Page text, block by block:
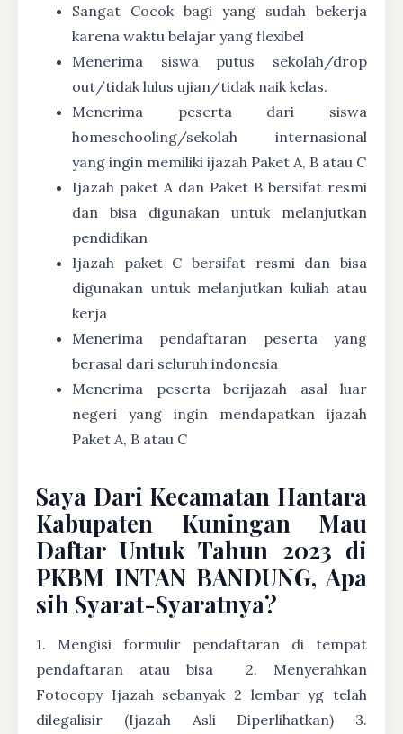
Sangat Cocok bagi yang sudah bekerja
karena waktu belajar yang flexibel
Menerima siswa putus sekolah/drop
out/tidak lulus ujian/tidak naik kelas.
Menerima peserta dari siswa
homeschooling/sekolah internasional
yang ingin memiliki ijazah Paket A, B atau C
Ijazah paket A dan Paket B bersifat resmi
dan bisa digunakan untuk melanjutkan
pendidikan
Ijazah paket C bersifat resmi dan bisa
digunakan untuk melanjutkan kuliah atau
kerja
Menerima pendaftaran peserta yang
berasal dari seluruh indonesia
Menerima peserta berijazah asal luar
negeri yang ingin mendapatkan ijazah
Paket A, B atau C
Saya Dari Kecamatan Hantara
Kabupaten Kuningan Mau
Daftar Untuk Tahun 2023 di
PKBM INTAN BANDUNG, Apa
sih Syarat-Syaratnya?
1. Mengisi formulir pendaftaran di tempat
pendaftaran atau bisa
2. Menyerahkan
Fotocopy Ijazah sebanyak 2 lembar yg telah
dilegalisir (Ijazah Asli Diperlihatkan) 3.